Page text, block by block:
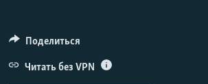
ПОДПИШИТЕСЬ НА РАССЫЛКУ
СОЦИАЛЬНЫЕ СЕТИ
Поделиться
Читать без VPN